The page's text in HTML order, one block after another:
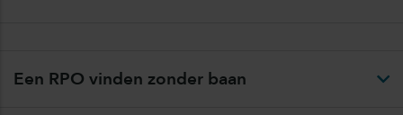
Een RPO vinden zonder baan